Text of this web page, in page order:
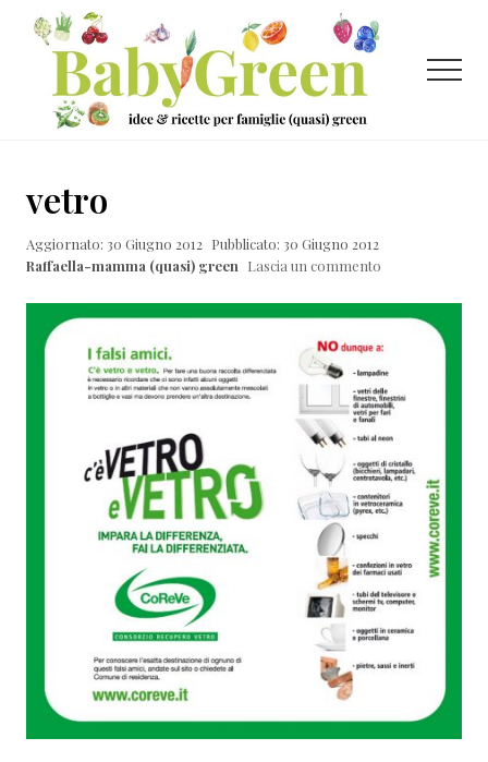
Menu
Passa
contenuto
principale
Passa
laterale
primaria
Passa
ricette
per
(quasi)
Menu
vetro
Aggiornato: 30 Giugno 2012 Pubblicato: 30 Giugno 2012
Raffaella-mamma (quasi) green Lascia un commento